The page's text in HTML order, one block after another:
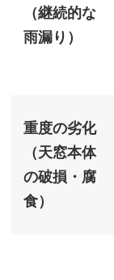
（継続的な
雨漏り）
重度の劣化
（天窓本体
の破損・腐
食）